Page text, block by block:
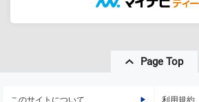
Page Top
このサイトについて 利用規約